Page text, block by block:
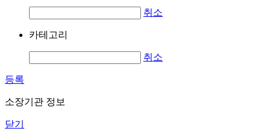
취소
카테고리
취소
등록
소장기관 정보
닫기